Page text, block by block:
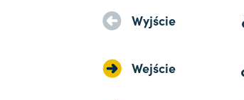
Wyjście
Wejście